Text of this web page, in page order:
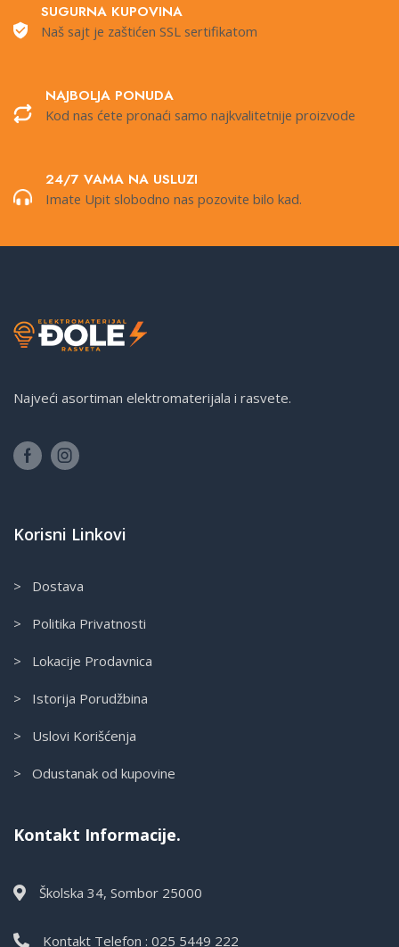
SUGURNA KUPOVINA
Naš sajt je zaštićen SSL sertifikatom
NAJBOLJA PONUDA
Kod nas ćete pronaći samo najkvalitetnije proizvode
24/7 VAMA NA USLUZI
Imate Upit slobodno nas pozovite bilo kad.
Najveći asortiman elektromaterijala i rasvete.
Korisni Linkovi
> Dostava
> Politika Privatnosti
> Lokacije Prodavnica
> Istorija Porudžbina
> Uslovi Korišćenja
> Odustanak od kupovine
Kontakt Informacije.
Školska 34, Sombor 25000
Kontakt Telefon : 025 5449 222